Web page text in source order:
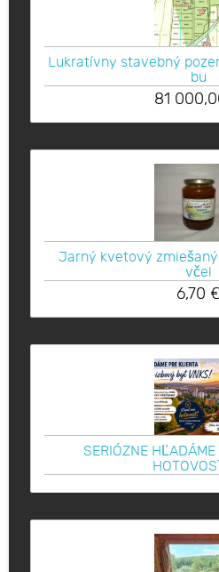
Lukratívny stavebný
bu
81
Jarný kvetový
včel
6,70
SERIÓZNE